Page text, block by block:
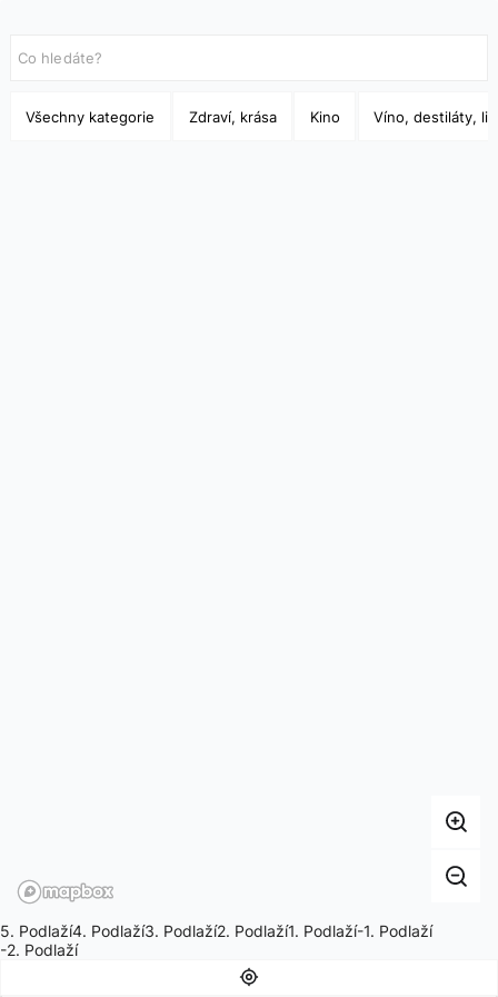
Všechny kategorie Zdraví, krása Kino Víno, destiláty,
5. Podlaží4. Podlaží3. Podlaží2. Podlaží1. Podlaží-1. Podlaží
-2. Podlaží